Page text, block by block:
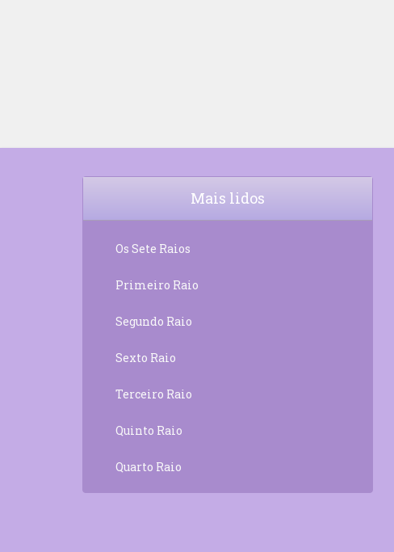
Mais lidos
Os Sete Raios
Primeiro Raio
Segundo Raio
Sexto Raio
Terceiro Raio
Quinto Raio
Quarto Raio